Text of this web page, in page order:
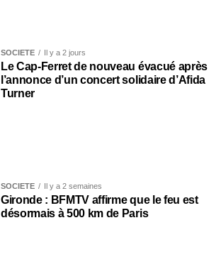
SOCIÉTÉ Il y a 2 jours
Le Cap-Ferret de nouveau évacué après
l’annonce d’un concert solidaire d’Afida
Turner
SOCIÉTÉ Il y a 2 semaines
Gironde : BFMTV affirme que le feu est
désormais à 500 km de Paris